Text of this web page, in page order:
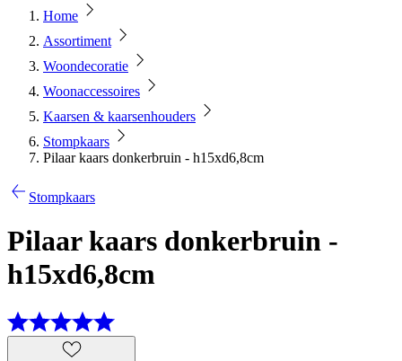
Home
Assortiment
Woondecoratie
Woonaccessoires
Kaarsen & kaarsenhouders
Stompkaars
Pilaar kaars donkerbruin - h15xd6,8cm
Stompkaars
Pilaar kaars donkerbruin -
h15xd6,8cm